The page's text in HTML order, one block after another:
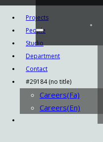
Projects
People
Studio
Department
Contact
#29184 (no title)
Careers(Fa)
Careers(En)